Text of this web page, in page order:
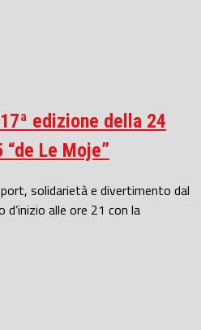
edizione della 24
Le Moje”
solidarietà e divertimento dal
alle ore 21 con la